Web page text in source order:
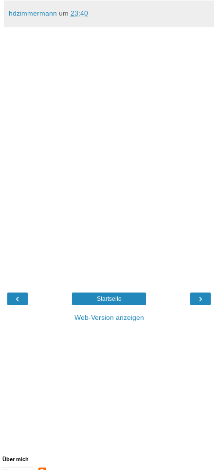
hdzimmermann um 23:40
‹ ›
Startseite
Web-Version anzeigen
Über mich